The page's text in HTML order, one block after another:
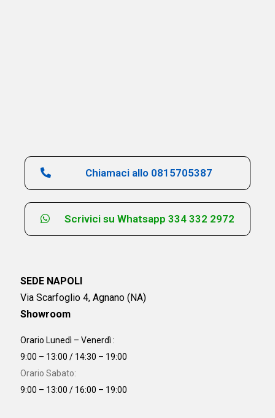
Chiamaci allo 0815705387
Scrivici su Whatsapp 334 332 2972
SEDE NAPOLI
Via Scarfoglio 4, Agnano (NA)
Showroom
Orario Lunedì – Venerdì :
9:00 – 13:00 / 14:30 – 19:00
Orario Sabato:
9:00 – 13:00 / 16:00 – 19:00